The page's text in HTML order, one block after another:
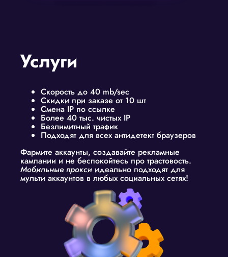
Услуги
Скорость до 40 mb/sec
Скидки при заказе от 10 шт
Смена IP по ссылке
Более 40 тыс. чистых IP
Безлимитный трафик
Подходят для всех антидетект браузеров
Фармите аккаунты, создавайте рекламные
кампании и не беспокойтесь про трастовость.
Мобильные прокси идеально подходят для
мульти аккаунтов в любых социальных сетях!